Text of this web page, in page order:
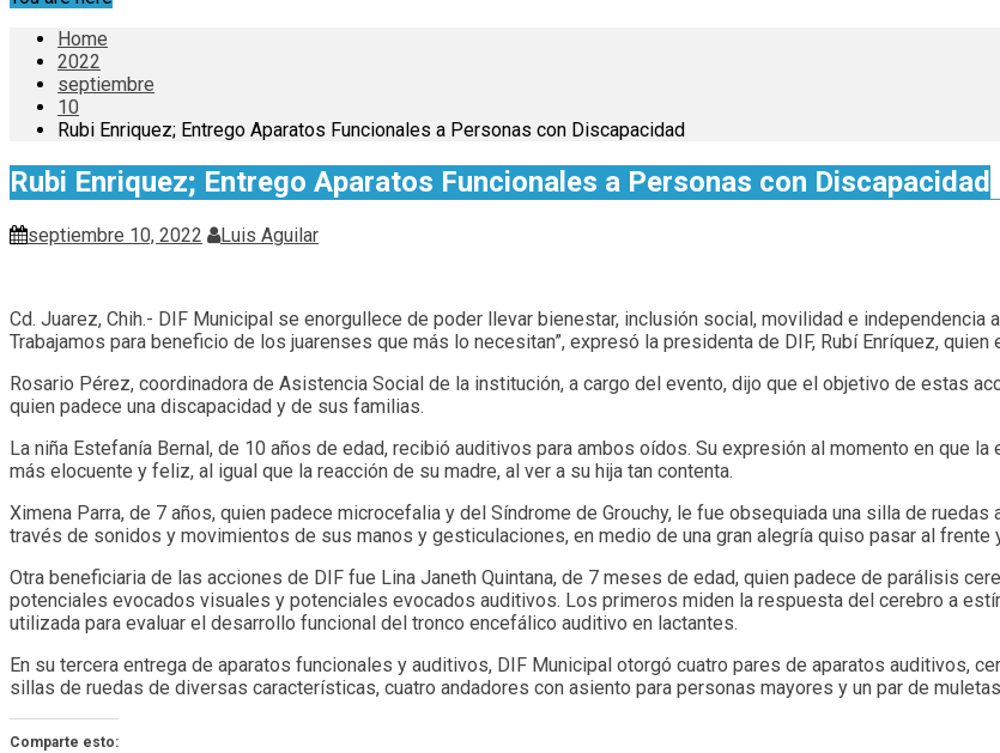
Home
2022
septiembre
10
Rubi Enriquez; Entrego Aparatos Funcionales a Personas con Discapacidad
Rubi Enriquez; Entrego Aparatos Funcionales a Personas con Discapacidad
septiembre 10, 2022 Luis Aguilar
Cd. Juarez, Chih.- DIF Municipal se enorgullece de poder llevar bienestar, inclusión social, movilidad e
Trabajamos para beneficio de los juarenses que más lo necesitan”, expresó la presidenta de DIF, Rubí Enríquez,
Rosario Pérez, coordinadora de Asistencia Social de la institución, a cargo del evento, dijo que el objetivo de estas
quien padece una discapacidad y de sus familias.
La niña Estefanía Bernal, de 10 años de edad, recibió auditivos para ambos oídos. Su expresión al momento en que
más elocuente y feliz, al igual que la reacción de su madre, al ver a su hija tan contenta.
Ximena Parra, de 7 años, quien padece microcefalia y del Síndrome de Grouchy, le fue obsequiada una silla de
través de sonidos y movimientos de sus manos y gesticulaciones, en medio de una gran alegría quiso pasar al
Otra beneficiaria de las acciones de DIF fue Lina Janeth Quintana, de 7 meses de edad, quien padece de parálisis
potenciales evocados visuales y potenciales evocados auditivos. Los primeros miden la respuesta del cerebro a
utilizada para evaluar el desarrollo funcional del tronco encefálico auditivo en lactantes.
En su tercera entrega de aparatos funcionales y auditivos, DIF Municipal otorgó cuatro pares de aparatos auditivos,
sillas de ruedas de diversas características, cuatro andadores con asiento para personas mayores y un par de
Comparte esto: